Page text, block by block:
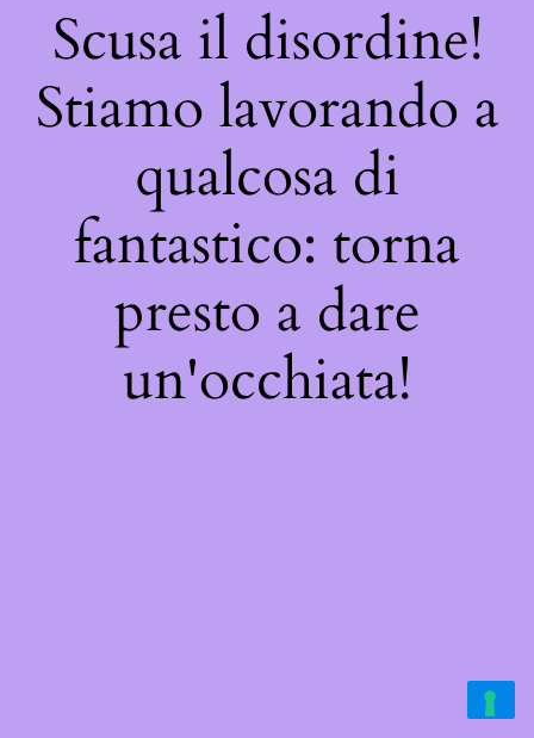
Scusa il disordine!
Stiamo lavorando a
qualcosa di
fantastico: torna
presto a dare
un'occhiata!